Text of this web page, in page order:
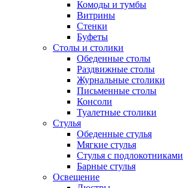
Комоды и тумбы
Витрины
Стенки
Буфеты
Столы и столики
Обеденные столы
Раздвижные столы
Журнальные столики
Письменные столы
Консоли
Туалетные столики
Стулья
Обеденные стулья
Мягкие стулья
Стулья с подлокотниками
Барные стулья
Освещение